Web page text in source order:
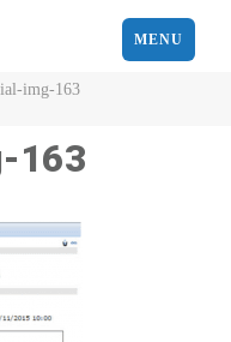
MENU
img-163
163